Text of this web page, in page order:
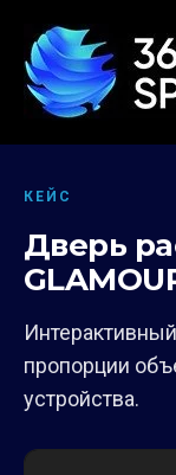
КЕЙС
Дверь
пропорции
устройства.